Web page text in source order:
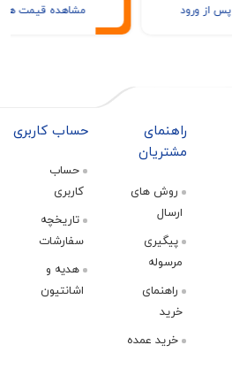
مشاهده قیمت همکار پس از
روش های
خرید عمده
حساب کاربری
کاربری